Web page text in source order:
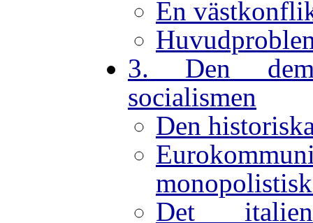
En
3. Den
socialismen
Den
Det